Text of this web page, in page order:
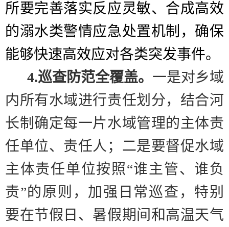
所要完善落实反应灵敏、合成高效
的溺水类警情应急处置机制，确保
能够快速高效应对各类突发事件。
4.巡查防范全覆盖。 一是对乡域
内所有水域进行责任划分，结合河
长制确定每一片水域管理的主体责
任单位、责任人； 二是要督促水域
主体责任单位按照“谁主管、谁负
责”的原则，加强日常巡查，特别
要在节假日、暑假期间和高温天气